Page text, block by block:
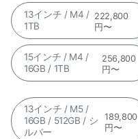
13インチ / M4 /
1TB
222,800
円〜
15インチ / M4 /
16GB / 1TB
256,800
円〜
13インチ / M5 /
16GB / 512GB / シ
ルバー
189,800
円〜